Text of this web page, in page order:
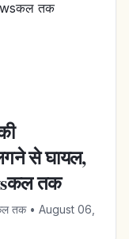
से घायल,
तक
तक• August 06,